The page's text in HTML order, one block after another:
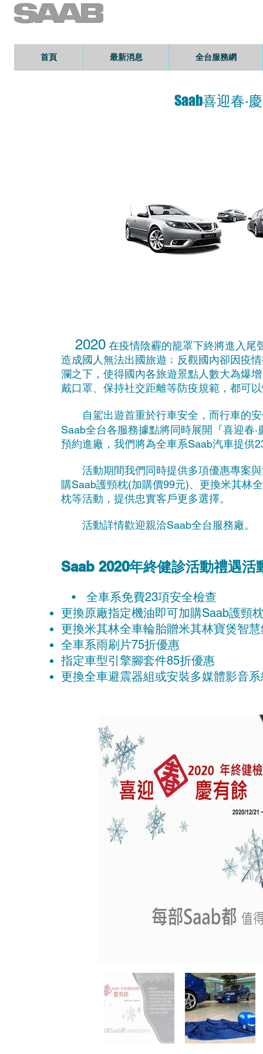
首頁 最新消息 全台服務網
Saab喜迎春‧
2020 在疫情陰霾的籠罩下終將進入尾
造成國人無法出國旅遊﹔反觀國內卻因疫
瀾之下，使得國內各旅遊景點人數大為爆
戴口罩、保持社交距離等防疫規範，都可
自駕出遊首重於行車安全，而行車的安
Saab全台各服務據點將同時展開『喜迎春
預約進廠，我們將為全車系Saab汽車提供
活動期間我們同時提供多項優惠專案與
購Saab護頸枕(加購價99元)、更換米其林
枕等活動，提供忠實客戶更多選擇。
活動詳情歡迎親洽Saab全台服務廠。
Saab 2020年終健診活動禮遇活
• 全車系免費23項安全檢查
更換原廠指定機油即可加購Saab護頸
更換米其林全車輪胎贈米其林寶煲智
全車系雨刷片75折優惠
指定車型引擎腳套件85折優惠
更換全車避震器組或安裝多媒體影音